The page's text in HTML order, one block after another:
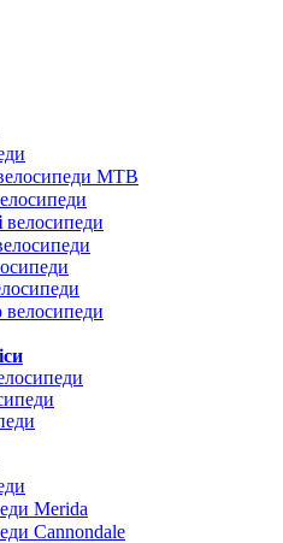
MTB
велосипеди
велосипеди
Merida
Cannondale